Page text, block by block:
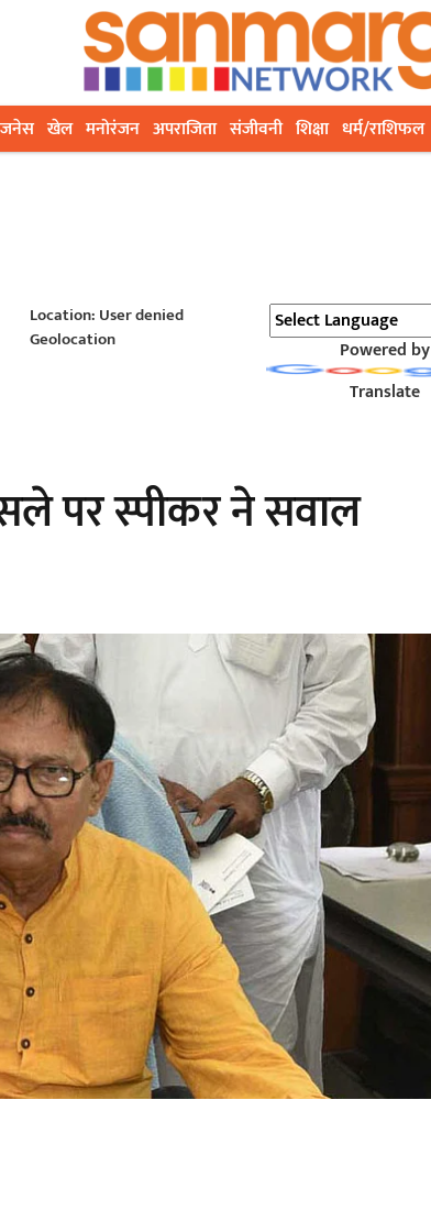
खेल मनोरंजन अपराजिता संजीवनी शिक्षा धर्म/राशिफल
Location: User denied
Geolocation
Powered by
Translate
पर स्पीकर ने सवाल